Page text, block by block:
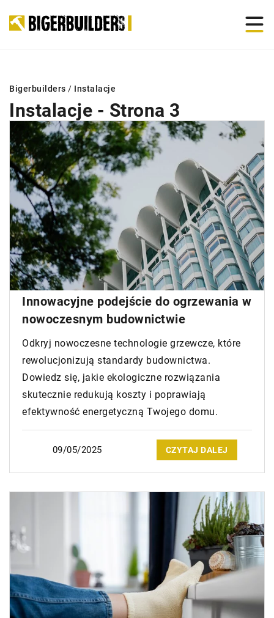
Bigerbuilders / Instalacje
Instalacje - Strona 3
Innowacyjne podejście do ogrzewania w
nowoczesnym budownictwie
Odkryj nowoczesne technologie grzewcze, które
rewolucjonizują standardy budownictwa.
Dowiedz się, jakie ekologiczne rozwiązania
skutecznie redukują koszty i poprawiają
efektywność energetyczną Twojego domu.
09/05/2025 CZYTAJ DALEJ